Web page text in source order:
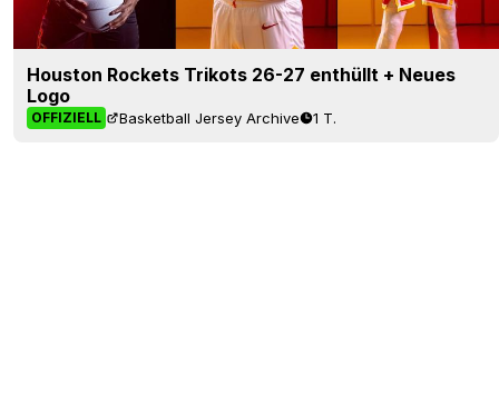
Houston Rockets Trikots 26-27 enthüllt + Neues
Logo
OFFIZIELL Basketball Jersey Archive 1 T.